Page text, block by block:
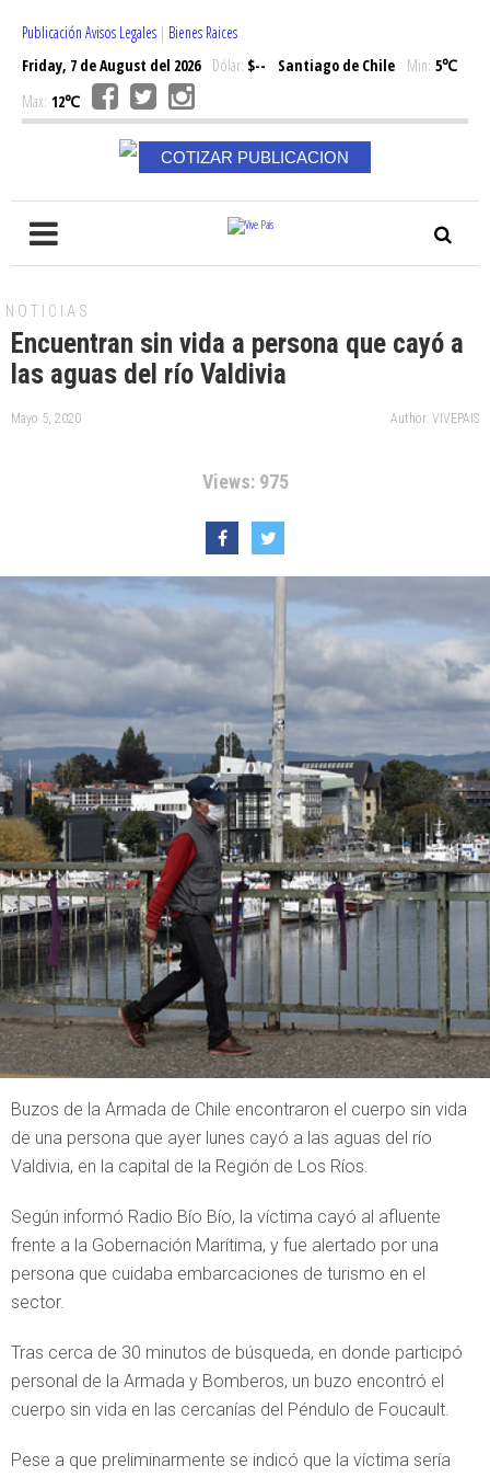
Publicación Avisos Legales | Bienes Raices
Friday, 7 de August del 2026Dólar: $-- Santiago de Chile Min: 5℃
Max: 12℃
COTIZAR PUBLICACION
NOTICIAS
Encuentran sin vida a persona que cayó a
las aguas del río Valdivia
Mayo 5, 2020 Author: VIVEPAIS
Views: 975
Buzos de la Armada de Chile encontraron el cuerpo sin vida
de una persona que ayer lunes cayó a las aguas del río
Valdivia, en la capital de la Región de Los Ríos.
Según informó Radio Bío Bío, la víctima cayó al afluente
frente a la Gobernación Marítima, y fue alertado por una
persona que cuidaba embarcaciones de turismo en el
sector.
Tras cerca de 30 minutos de búsqueda, en donde participó
personal de la Armada y Bomberos, un buzo encontró el
cuerpo sin vida en las cercanías del Péndulo de Foucault.
Pese a que preliminarmente se indicó que la víctima sería